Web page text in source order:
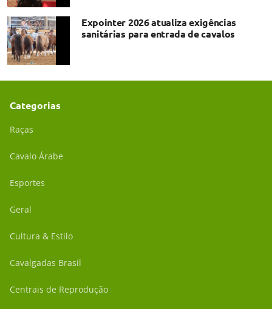
Expointer 2026 atualiza exigências
sanitárias para entrada de cavalos
Categorias
Raças
Cavalo Árabe
Esportes
Geral
Cultura & Estilo
Cavalgadas Brasil
Centrais de Reprodução